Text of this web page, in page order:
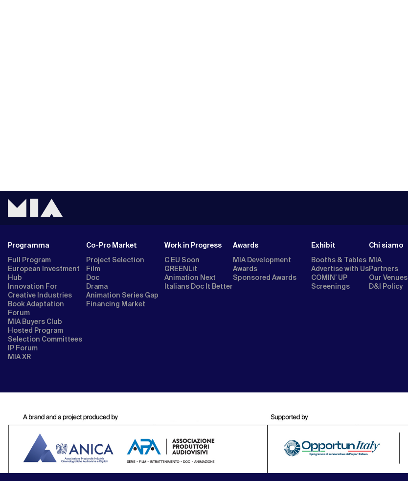
Programma
Full Program
European Investment
Hub
Innovation For
Creative Industries
Book Adaptation
Forum
MIA Buyers Club
Hosted Program
Selection Committees
IP Forum
MIA XR
Co-Pro Market
Project Selection
Film
Doc
Drama
Animation Series Gap
Financing Market
Work in Progress
C EU Soon
GREENLit
Animation Next
Italians Doc It Better
Awards
MIA Development
Awards
Sponsored Awards
Exhibit
Booths & Tables
Advertise with Us
COMIN’ UP
Screenings
Chi siamo
MIA
Partners
Our Venues
D&I Policy